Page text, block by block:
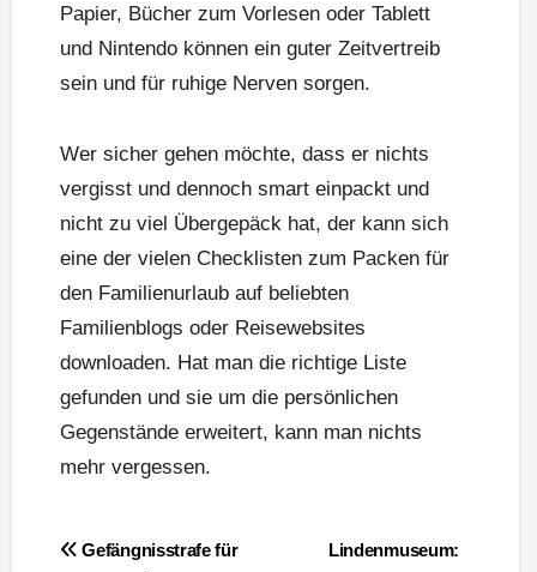
Papier, Bücher zum Vorlesen oder Tablett
und Nintendo können ein guter Zeitvertreib
sein und für ruhige Nerven sorgen.
Wer sicher gehen möchte, dass er nichts
vergisst und dennoch smart einpackt und
nicht zu viel Übergepäck hat, der kann sich
eine der vielen Checklisten zum Packen für
den Familienurlaub auf beliebten
Familienblogs oder Reisewebsites
downloaden. Hat man die richtige Liste
gefunden und sie um die persönlichen
Gegenstände erweitert, kann man nichts
mehr vergessen.
Beitragsnavigation
Lindenmuseum:
Gefängnisstrafe für